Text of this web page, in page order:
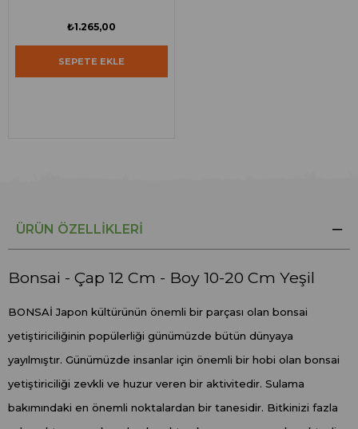
₺1.265,00
SEPETE EKLE
ÜRÜN ÖZELLIKLERI
Bonsai - Çap 12 Cm - Boy 10-20 Cm Yeşil
BONSAİ Japon kültürünün önemli bir parçası olan bonsai
yetiştiriciliğinin popülerliği günümüzde bütün dünyaya
yayılmıştır. Günümüzde insanlar için önemli bir hobi olan bonsai
yetiştiriciliği zevkli ve huzur veren bir aktivitedir. Sulama
bakımındaki en önemli noktalardan bir tanesidir. Bitkinizi fazla